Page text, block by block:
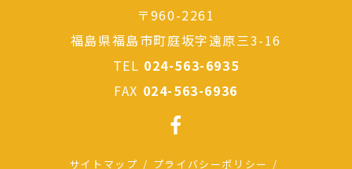
〒960-2261
福島県福島市町庭坂字遠原三3-16
TEL 024-563-6935
FAX 024-563-6936
サイトマップ プライバシーポリシー